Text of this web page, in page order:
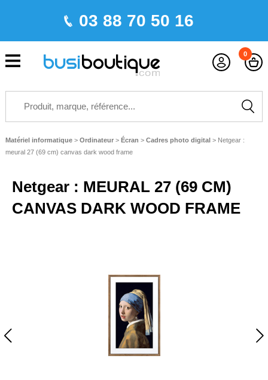
03 88 70 50 16
0
Matériel informatique > Ordinateur > Écran > Cadres photo digital> Netgear :
meural 27 (69 cm) canvas dark wood frame
Netgear : MEURAL 27 (69 CM)
CANVAS DARK WOOD FRAME